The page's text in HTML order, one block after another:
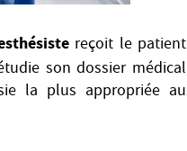
reçoit le patient
son dossier médical
la plus appropriée au